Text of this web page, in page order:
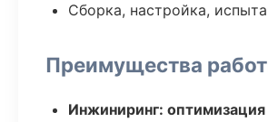
Сборка, настройка,
Преимущества
Инжиниринг: оптимизация